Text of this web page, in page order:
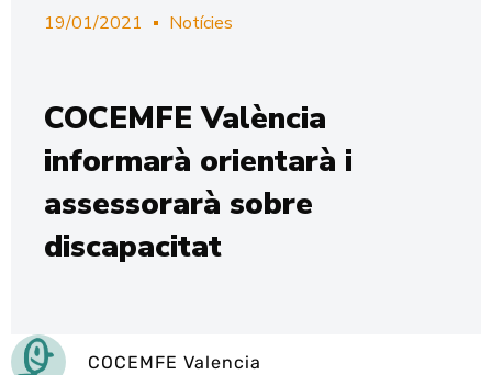
19/01/2021 Notícies
COCEMFE València
informarà orientarà i
assessorarà sobre
discapacitat
COCEMFE Valencia